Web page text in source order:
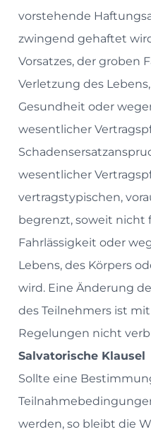
vorstehende
zwingend gehaftet
Vorsatzes, der groben
Verletzung des
Gesundheit oder
wesentlicher
wesentlicher
vertragstypischen,
begrenzt, soweit nicht
Fahrlässigkeit oder
Lebens, des Körpers
wird. Eine Änderung
des Teilnehmers ist
Regelungen nicht
Salvatorische Klausel
Sollte eine
werden, so bleibt die